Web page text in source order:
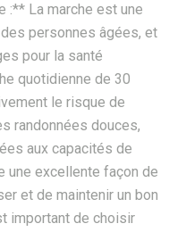
:** La marche est une
personnes âgées, et
pour la santé
quotidienne de 30
le risque de
randonnées douces,
aux capacités de
une excellente façon de
et de maintenir un bon
important de choisir